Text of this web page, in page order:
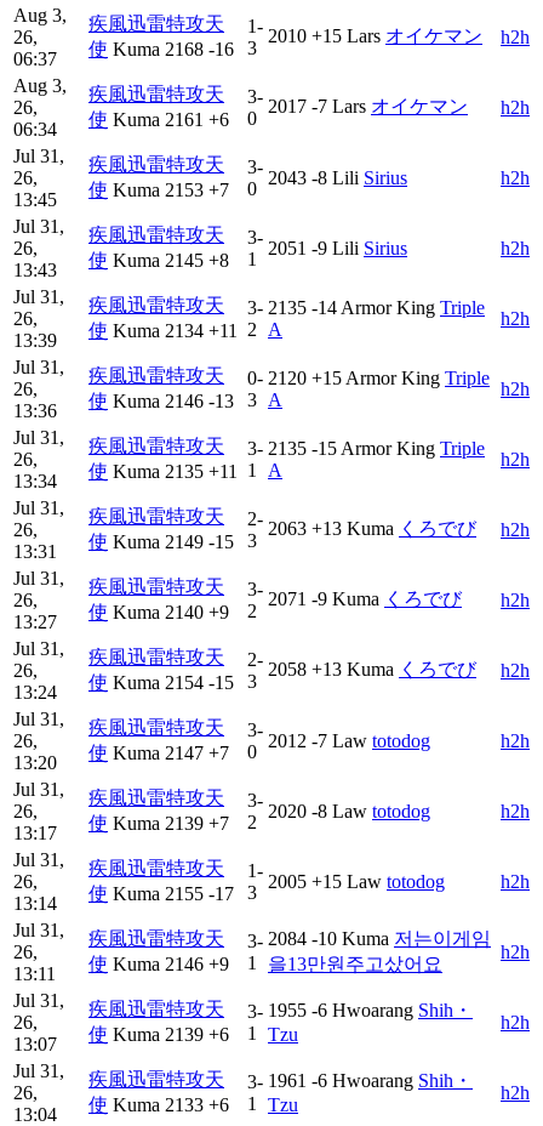
Aug 3,
26,
06:37
疾風迅雷特攻天
使 Kuma 2168 -16
1-
3
2010 +15 Lars オイケマン h2h
Aug 3,
26,
06:34
疾風迅雷特攻天
使 Kuma 2161 +6
3-
0
2017 -7 Lars オイケマン h2h
Jul 31,
26,
13:45
疾風迅雷特攻天
使 Kuma 2153 +7
3-
0
2043 -8 Lili Sirius h2h
Jul 31,
26,
13:43
疾風迅雷特攻天
使 Kuma 2145 +8
3-
1
2051 -9 Lili Sirius h2h
Jul 31,
26,
13:39
疾風迅雷特攻天
使 Kuma 2134 +11
3-
2
2135 -14 Armor King Triple
A
h2h
Jul 31,
26,
13:36
疾風迅雷特攻天
使 Kuma 2146 -13
0-
3
2120 +15 Armor King Triple
A
h2h
Jul 31,
26,
13:34
疾風迅雷特攻天
使 Kuma 2135 +11
3-
1
2135 -15 Armor King Triple
A
h2h
Jul 31,
26,
13:31
疾風迅雷特攻天
使 Kuma 2149 -15
2-
3
2063 +13 Kuma くろでび h2h
Jul 31,
26,
13:27
疾風迅雷特攻天
使 Kuma 2140 +9
3-
2
2071 -9 Kuma くろでび h2h
Jul 31,
26,
13:24
疾風迅雷特攻天
使 Kuma 2154 -15
2-
3
2058 +13 Kuma くろでび h2h
Jul 31,
26,
13:20
疾風迅雷特攻天
使 Kuma 2147 +7
3-
0
2012 -7 Law totodog h2h
Jul 31,
26,
13:17
疾風迅雷特攻天
使 Kuma 2139 +7
3-
2
2020 -8 Law totodog h2h
Jul 31,
26,
13:14
疾風迅雷特攻天
使 Kuma 2155 -17
1-
3
2005 +15 Law totodog h2h
Jul 31,
26,
13:11
疾風迅雷特攻天
使 Kuma 2146 +9
3-
1
2084 -10 Kuma 저는이게임
을13만원주고샀어요
h2h
Jul 31,
26,
13:07
疾風迅雷特攻天
使 Kuma 2139 +6
3-
1
1955 -6 Hwoarang Shih・
Tzu
h2h
Jul 31,
26,
13:04
疾風迅雷特攻天
使 Kuma 2133 +6
3-
1
1961 -6 Hwoarang Shih・
Tzu
h2h